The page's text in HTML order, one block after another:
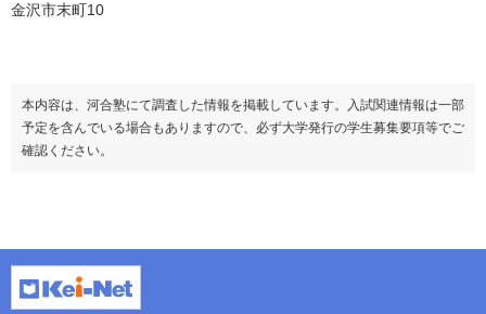
金沢市末町10
本内容は、河合塾にて調査した情報を掲載しています。入試関連情報は一部
予定を含んでいる場合もありますので、必ず大学発行の学生募集要項等でご
確認ください。